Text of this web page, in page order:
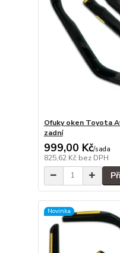
Ofuky oken Toyota
zadní
999,00 Kč/sada
825,62 Kč bez DPH
Novinka